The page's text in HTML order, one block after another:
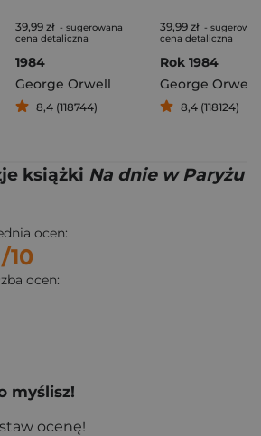
39,99 zł - sugerowana
cena detaliczna
1984
George Orwell
8,4 (118744)
39,99 zł -
cena detaliczna
Rok 1984
George Orwell
8,4 (118124)
książki Na dnie w Paryżu
ocen:
/10
ocen:
myślisz!
ocenę!